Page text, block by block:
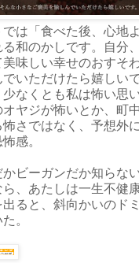
は「食べた後、心地
和のかしです。自分
味しい幸せのおすそ
いただけたら嬉しい
なくとも私は怖い思
ヤジが怖いとか、町
怖さではなく、予想外
感。
かビーガンだか知らな
、あたしは一生不健
ると、斜向かいのド
。